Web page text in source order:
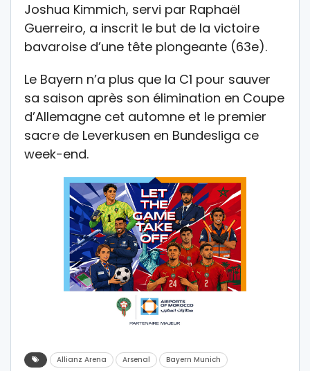
Joshua Kimmich, servi par Raphaël
Guerreiro, a inscrit le but de la victoire
bavaroise d’une tête plongeante (63e).
Le Bayern n’a plus que la C1 pour sauver
sa saison après son élimination en Coupe
d’Allemagne cet automne et le premier
sacre de Leverkusen en Bundesliga ce
week-end.
Allianz Arena Arsenal Bayern Munich